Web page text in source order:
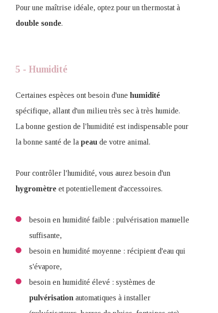
Pour une maîtrise idéale, optez pour un thermostat à
double sonde.
5 - Humidité
Certaines espèces ont besoin d'une humidité
spécifique, allant d'un milieu très sec à très humide.
La bonne gestion de l'humidité est indispensable pour
la bonne santé de la peau de votre animal.
Pour contrôler l'humidité, vous aurez besoin d'un
hygromètre et potentiellement d'accessoires.
besoin en humidité faible : pulvérisation manuelle
suffisante,
besoin en humidité moyenne : récipient d'eau qui
s'évapore,
besoin en humidité élevé : systèmes de
pulvérisation automatiques à installer